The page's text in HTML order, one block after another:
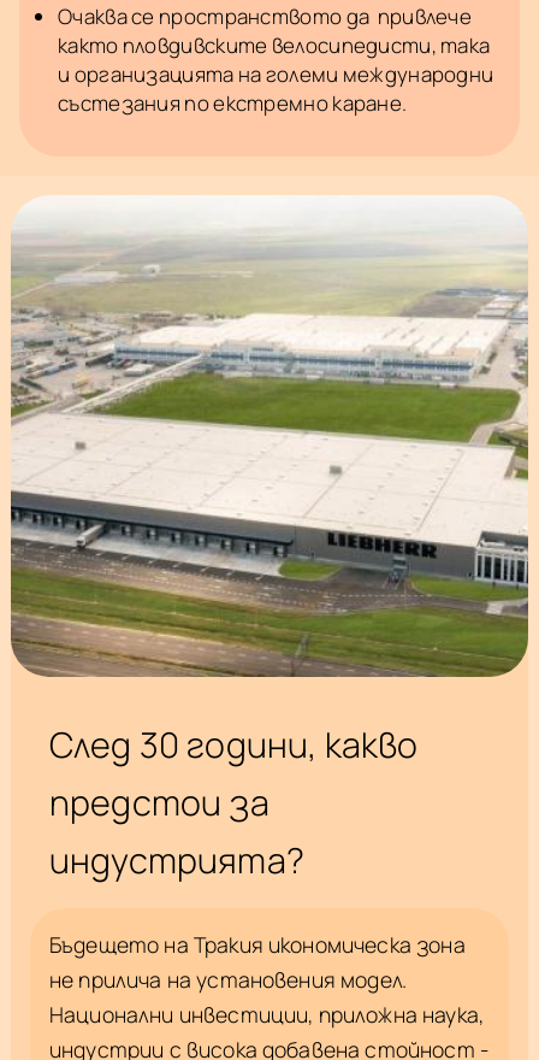
Очаква се пространството да привлече
както пловдивските велосипедисти, така
и организацията на големи международни
състезания по екстремно каране.
След 30 години, какво
предстои за
индустрията?
Бъдещето на Тракия икономическа зона
не прилича на установения модел.
Национални инвестиции, приложна наука,
индустрии с висока добавена стойност -